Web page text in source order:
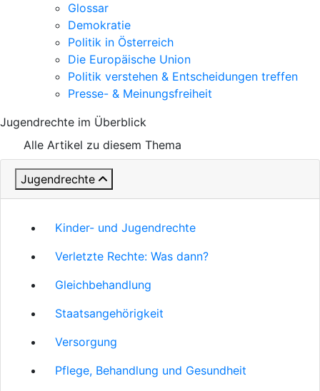
Glossar
Demokratie
Politik in Österreich
Die Europäische Union
Politik verstehen & Entscheidungen treffen
Presse- & Meinungsfreiheit
Jugendrechte im Überblick
Alle Artikel zu diesem Thema
Jugendrechte
Kinder- und Jugendrechte
Verletzte Rechte: Was dann?
Gleichbehandlung
Staatsangehörigkeit
Versorgung
Pflege, Behandlung und Gesundheit